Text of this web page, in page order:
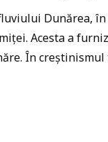
Dunărea,
Acesta a
În